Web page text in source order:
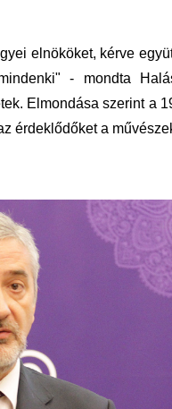
elnököket, kérve
- mondta
Elmondása szerint a
érdeklődőket a